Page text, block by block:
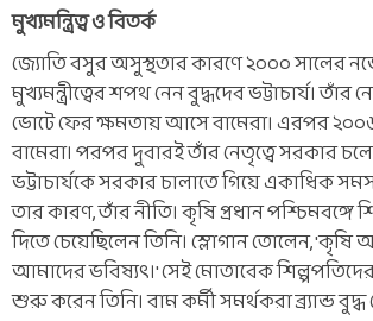
মুখ্যমন্ত্রিত্ব ও বিতর্ক
জ্যোতি বসুর অসুস্থতার কারণে ২০০০ সালের
মুখ্যমন্ত্রীত্বের শপথ নেন বুদ্ধদেব ভট্টাচার্য। তাঁর
ভোটে ফের ক্ষমতায় আসে বামেরা। এরপর
বামেরা। পরপর দুবারই তাঁর নেতৃত্বে সরকার
ভট্টাচার্যকে সরকার চালাতে গিয়ে একাধিক
তার কারণ, তাঁর নীতি। কৃষি প্রধান পশ্চিমবঙ্গে
দিতে চেয়েছিলেন তিনি। স্লোগান তোলেন, 'কৃষি
আমাদের ভবিষ্যৎ।' সেই মোতাবেক শিল্পপতিদের
শুরু করেন তিনি। বাম কর্মী সমর্থকরা ব্র্যান্ড বুদ্ধ